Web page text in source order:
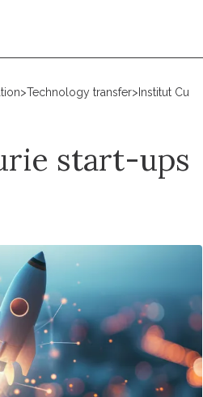
>Technology transfer> Institut
start-ups